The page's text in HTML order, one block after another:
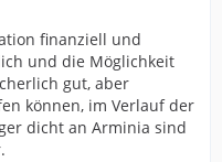
finanziell und
und die Möglichkeit
gut, aber
können, im Verlauf der
dicht an Arminia sind